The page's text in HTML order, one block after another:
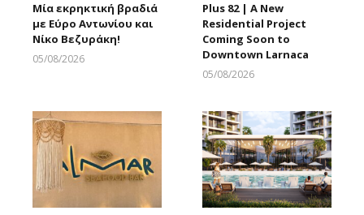
Μία εκρηκτική βραδιά
με Εύρο Αντωνίου και
Νίκο Βεζυράκη!
05/08/2026
Plus 82 | A New
Residential Project
Coming Soon to
Downtown Larnaca
05/08/2026